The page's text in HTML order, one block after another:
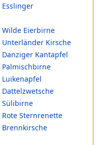
Esslinger
Wilde Eierbirne
Unterländer Kirsche
Danziger Kantapfel
Palmischbirne
Luikenapfel
Dattelzwetsche
Sülibirne
Rote Sternrenette
Brennkirsche